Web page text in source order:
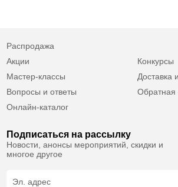
Подписаться на рассылку
Новости, анонсы мероприятий, скидки и
многое другое
Распродажа
Акции
Мастер-классы
Вопросы и ответы
Онлайн-каталог
Конкурсы
Доставка
Обратная